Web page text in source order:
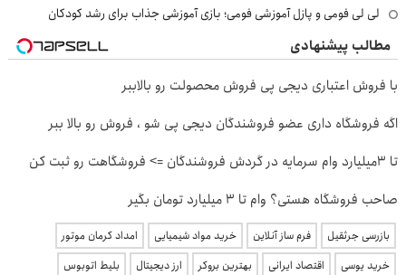
لی لی فومی و پازل آموزشی فومی؛ بازی آموزشی جذاب برای رشد کودکان
مطالب پیشنهادی
با فروش اعتباری دیجی پی فروش محصولت رو بالاببر
اگه فروشگاه داری عضو فروشندگان دیجی پی شو ، فروش رو بالا ببر
تا 3میلیارد وام سرمایه در گردش فروشندگان => فروشگاهت رو ثبت کن
صاحب فروشگاه هستی؟ وام تا ۳ میلیارد تومان بگیر
بازرسی جرثقیل فرم ساز آنلاین خرید مواد شیمیایی
امداد کرمان موتور
خرید یوسی
اقتصاد ایرانی بهترین بروکر ارز دیجیتال بلیط اتوبوس